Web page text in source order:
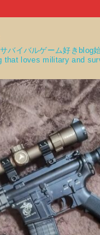
バイバルゲーム好きblog
that loves military and